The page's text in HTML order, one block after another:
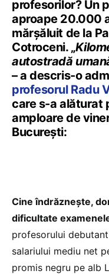
profesorilor? Un
aproape 20.000
mărșăluit de la
Cotroceni. „
autostradă
– a descris-o
profesorul Radu
care s-a alăturat
amploare de
București:
Cine îndrăznește,
dificultate
profesorului
salariului mediu net
promis negru pe alb